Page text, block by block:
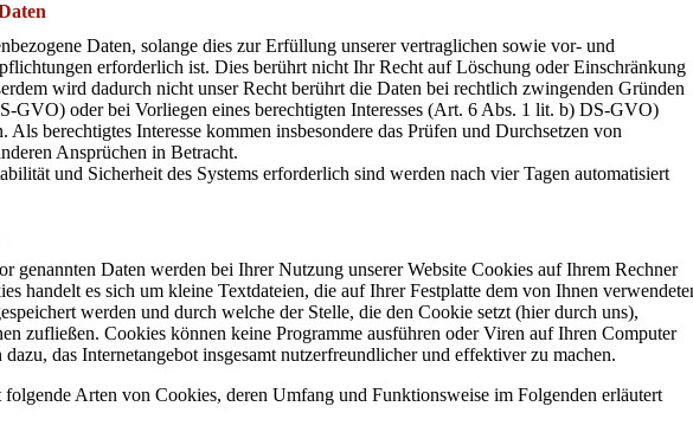
Daten, solange dies zur Erfüllung unserer vertraglichen sowie vor- und
erforderlich ist. Dies berührt nicht Ihr Recht auf Löschung oder Einschränkung
wird dadurch nicht unser Recht berührt die Daten bei rechtlich zwingenden Gründen
GVO) oder bei Vorliegen eines berechtigten Interesses (Art. 6 Abs. 1 lit. b) DS-GVO)
Als berechtigtes Interesse kommen insbesondere das Prüfen und Durchsetzen von
Ansprüchen in Betracht.
und Sicherheit des Systems erforderlich sind werden nach vier Tagen automatisiert
genannten Daten werden bei Ihrer Nutzung unserer Website Cookies auf Ihrem Rechner
handelt es sich um kleine Textdateien, die auf Ihrer Festplatte dem von Ihnen
werden und durch welche der Stelle, die den Cookie setzt (hier durch uns),
zufließen. Cookies können keine Programme ausführen oder Viren auf Ihren Computer
dazu, das Internetangebot insgesamt nutzerfreundlicher und effektiver zu machen.
folgende Arten von Cookies, deren Umfang und Funktionsweise im Folgenden erläutert